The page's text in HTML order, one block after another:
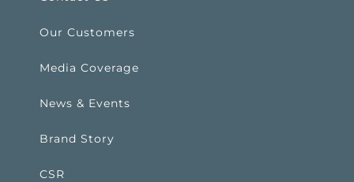
Our Customers
Media Coverage
News & Events
Brand Story
CSR